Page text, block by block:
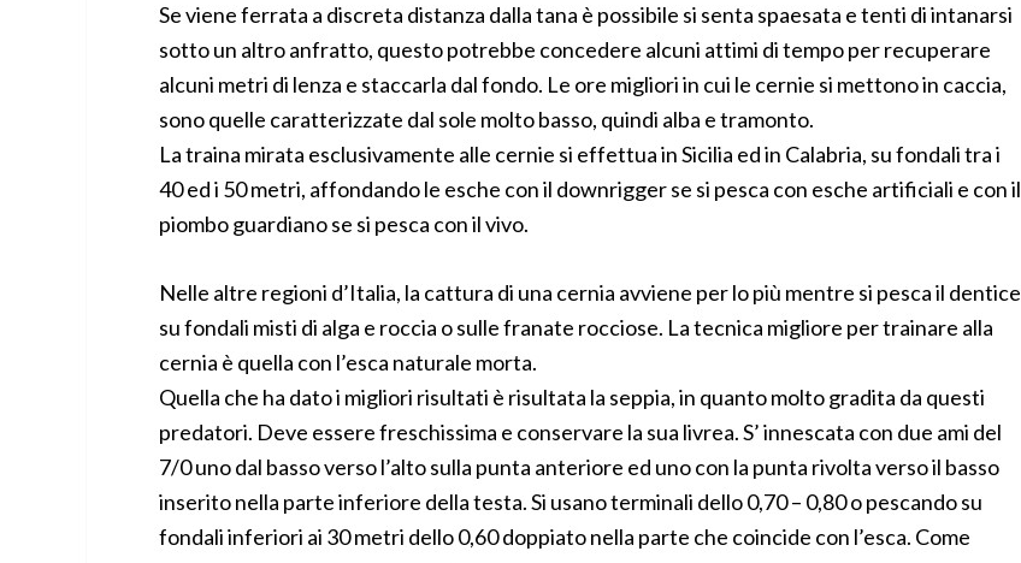
Se viene ferrata a discreta distanza dalla tana è possibile si senta spaesata e tenti di intanarsi
sotto un altro anfratto, questo potrebbe concedere alcuni attimi di tempo per recuperare
alcuni metri di lenza e staccarla dal fondo. Le ore migliori in cui le cernie si mettono in caccia,
sono quelle caratterizzate dal sole molto basso, quindi alba e tramonto.
La traina mirata esclusivamente alle cernie si effettua in Sicilia ed in Calabria, su fondali tra i
40 ed i 50 metri, affondando le esche con il downrigger se si pesca con esche artificiali e con il
piombo guardiano se si pesca con il vivo.
Nelle altre regioni d’Italia, la cattura di una cernia avviene per lo più mentre si pesca il dentice
su fondali misti di alga e roccia o sulle franate rocciose. La tecnica migliore per trainare alla
cernia è quella con l’esca naturale morta.
Quella che ha dato i migliori risultati è risultata la seppia, in quanto molto gradita da questi
predatori. Deve essere freschissima e conservare la sua livrea. S’ innescata con due ami del
7/0 uno dal basso verso l’alto sulla punta anteriore ed uno con la punta rivolta verso il basso
inserito nella parte inferiore della testa. Si usano terminali dello 0,70 – 0,80 o pescando su
fondali inferiori ai 30 metri dello 0,60 doppiato nella parte che coincide con l’esca. Come